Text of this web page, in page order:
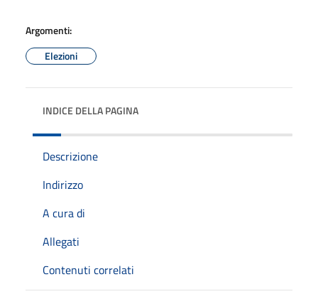
Argomenti:
Elezioni
INDICE DELLA PAGINA
Descrizione
Indirizzo
A cura di
Allegati
Contenuti correlati